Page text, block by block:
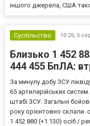
іншого джерела, США
Суспільство 10:25, 5
Близько 1 452
444 455 БпЛА:
За минулу добу ЗСУ
65 артилерійських
штабі ЗСУ. Загальні
року орієнтовно склали:
1 452 880 (+1 130) осіб /